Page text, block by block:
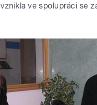
ve spolupráci se